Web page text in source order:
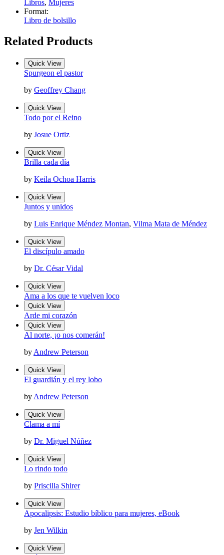
Libros, Mujeres
Format:
Libro de bolsillo
Related Products
Quick View
Spurgeon el pastor
by Geoffrey Chang
Quick View
Todo por el Reino
by Josue Ortiz
Quick View
Brilla cada día
by Keila Ochoa Harris
Quick View
Juntos y unidos
by Luis Enrique Méndez Montan, Vilma Mata de Méndez
Quick View
El discípulo amado
by Dr. César Vidal
Quick View
Ama a los que te vuelven loco
Quick View
Arde mi corazón
Quick View
Al norte, ¡o nos comerán!
by Andrew Peterson
Quick View
El guardián y el rey lobo
by Andrew Peterson
Quick View
Clama a mí
by Dr. Miguel Núñez
Quick View
Lo rindo todo
by Priscilla Shirer
Quick View
Apocalipsis: Estudio bíblico para mujeres, eBook
by Jen Wilkin
Quick View